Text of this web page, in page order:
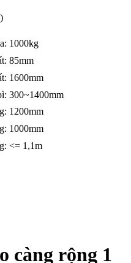
1000kg
85mm
1600mm
300~1400mm
1200mm
1000mm
<= 1,1m
càng rộng 1